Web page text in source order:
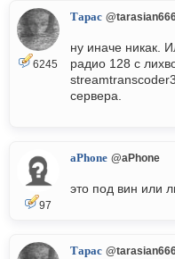
6245
Тарас
ну иначе никак.
радио 128 с
сервера.
97
aPhone @aPhone
это под вин или
Тарас